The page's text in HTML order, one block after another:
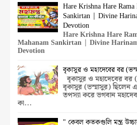
Hare Krishna Hare
Sankirtan | Divine
Devotion
Hare Krishna Hare
Mahanam Sankirtan | Divine
Devotion
বৃকাসুর ও মহাদেবের বর
বৃকাসুর ও মহাদেবের বর
বৃকাসুর (ভস্মাসুর) ছিলেন
তপস্যা করে ভগবান
কা...
" কেবল কতকগুলি মন্ত্র